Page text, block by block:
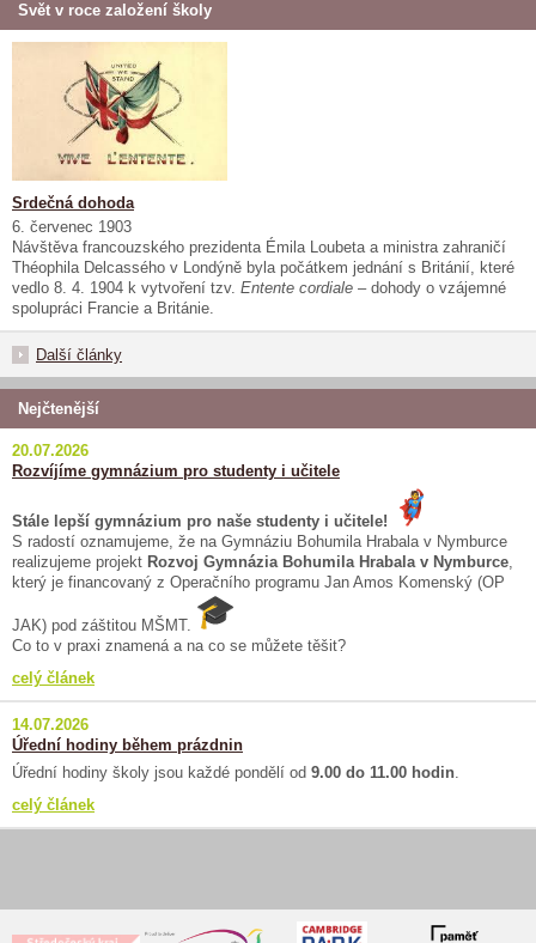
Svět v roce založení školy
Srdečná dohoda
6. červenec 1903
Návštěva francouzského prezidenta Émila Loubeta a ministra zahraničí
Théophila Delcassého v Londýně byla počátkem jednání s Británií, které
vedlo 8. 4. 1904 k vytvoření tzv. Entente cordiale – dohody o vzájemné
spolupráci Francie a Británie.
Další články
Nejčtenější
20.07.2026
Rozvíjíme gymnázium pro studenty i učitele
Stále lepší gymnázium pro naše studenty i učitele!
S radostí oznamujeme, že na Gymnáziu Bohumila Hrabala v Nymburce
realizujeme projekt Rozvoj Gymnázia Bohumila Hrabala v Nymburce
který je financovaný z Operačního programu Jan Amos Komenský (OP
JAK) pod záštitou MŠMT.
Co to v praxi znamená a na co se můžete těšit?
celý článek
14.07.2026
Úřední hodiny během prázdnin
Úřední hodiny školy jsou každé pondělí od 9.00 do 11.00 hodin
celý článek